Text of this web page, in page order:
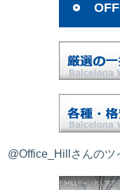
@Office_Hillさんのツ